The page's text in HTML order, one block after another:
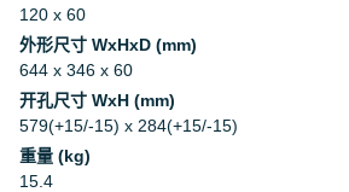
120 x 60
外形尺寸 WxHxD (mm)
644 x 346 x 60
开孔尺寸 WxH (mm)
579(+15/-15) x 284(+15/-15)
重量 (kg)
15.4